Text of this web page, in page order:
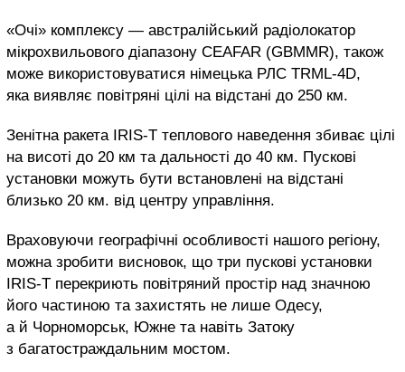
«Очі» комплексу — австралійський радіолокатор
мікрохвильового діапазону CEAFAR (GBMMR), також
може використовуватися німецька РЛС TRML-4D,
яка виявляє повітряні цілі на відстані до 250 км.
Зенітна ракета IRIS-T теплового наведення збиває цілі
на висоті до 20 км та дальності до 40 км. Пускові
установки можуть бути встановлені на відстані
близько 20 км. від центру управління.
Враховуючи географічні особливості нашого регіону,
можна зробити висновок, що три пускові установки
IRIS-T перекриють повітряний простір над значною
його частиною та захистять не лише Одесу,
а й Чорноморськ, Южне та навіть Затоку
з багатостраждальним мостом.